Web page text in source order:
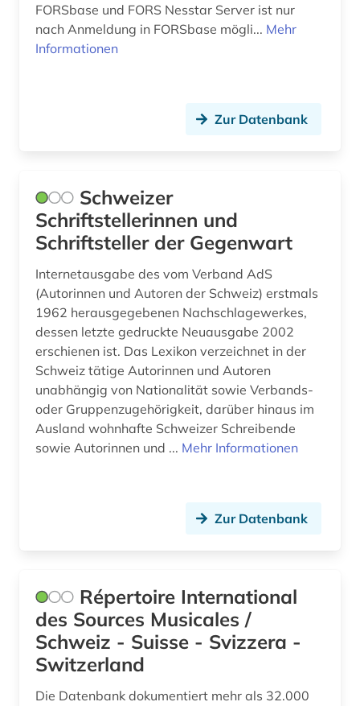
geschichtsbild (2)
graue literatur (1)
großbritannien (5)
handke (1)
handschrift (7)
hans-jochen vogel (1)
hebraistik (2)
hebräisch (1)
heidelberger akademie der wissenschaften
(1)
hispanistik (5)
hochleistungswerkstoff (1)
hochschulschrift (6)
FORSbase und FORS Nesstar Server ist nur
nach Anmeldung in FORSbase mögli... Mehr
Informationen
Zur Datenbank
Schweizer
Schriftstellerinnen und
Schriftsteller der Gegenwart
Internetausgabe des vom Verband AdS
(Autorinnen und Autoren der Schweiz) erstmals
1962 herausgegebenen Nachschlagewerkes,
dessen letzte gedruckte Neuausgabe 2002
erschienen ist. Das Lexikon verzeichnet in der
Schweiz tätige Autorinnen und Autoren
unabhängig von Nationalität sowie Verbands-
oder Gruppenzugehörigkeit, darüber hinaus im
Ausland wohnhafte Schweizer Schreibende
sowie Autorinnen und ... Mehr Informationen
Zur Datenbank
Répertoire International
des Sources Musicales /
Schweiz - Suisse - Svizzera -
Switzerland
Die Datenbank dokumentiert mehr als 32.000